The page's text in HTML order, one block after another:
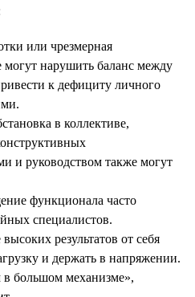
или чрезмерная
могут нарушить баланс между
к дефициту личного
в коллективе,
и руководством также могут
функционала часто
специалистов.
результатов от себя
и держать в напряжении.
большом механизме»,